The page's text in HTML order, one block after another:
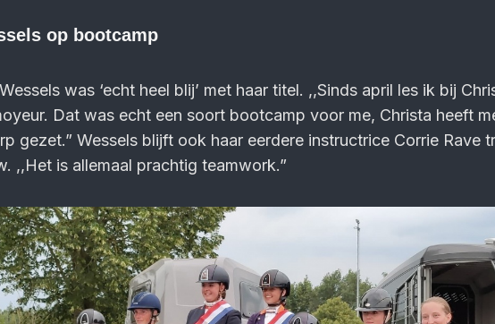
op bootcamp
was ‘echt heel blij’ met haar titel. ,,Sinds april les ik bij
Dat was echt een soort bootcamp voor me, Christa heeft
gezet.” Wessels blijft ook haar eerdere instructrice Corrie Rave
,,Het is allemaal prachtig teamwork.”